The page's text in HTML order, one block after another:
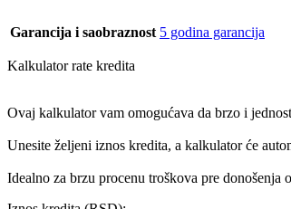
Garancija i saobraznost 5 godina garancija
Kalkulator rate kredita
Ovaj kalkulator vam omogućava da brzo i
Unesite željeni iznos kredita, a kalkulator će
Idealno za brzu procenu troškova pre donošenja